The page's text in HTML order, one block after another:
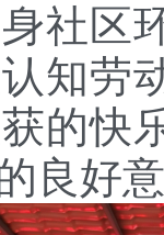
社区
知劳
的快
良好